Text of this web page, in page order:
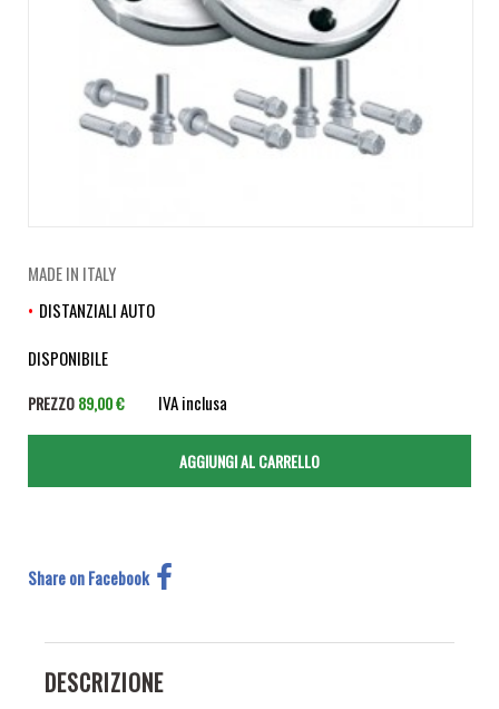
MADE IN ITALY
DISTANZIALI AUTO
DISPONIBILE
PREZZO89,00 € IVA inclusa
Share on Facebook
DESCRIZIONE